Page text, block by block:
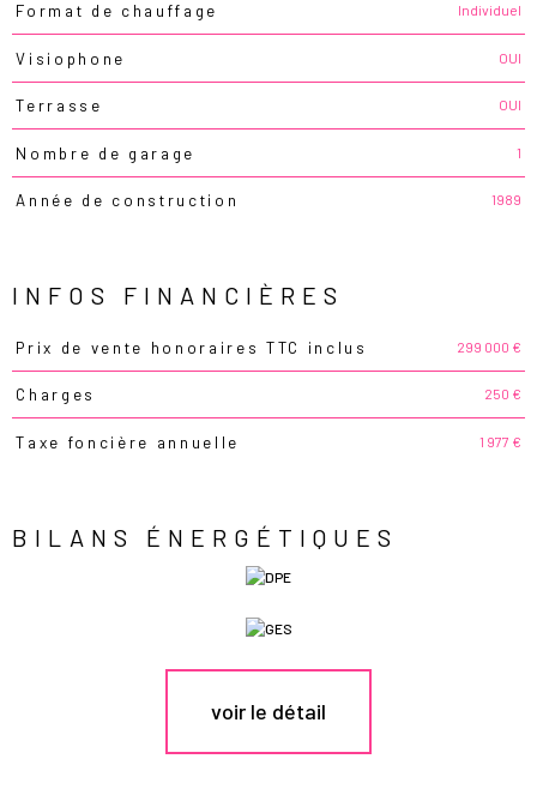
Format de chauffage Individuel
Visiophone OUI
Terrasse OUI
Nombre de garage 1
Année de construction 1989
INFOS FINANCIÈRES
Caractéristiques Valeurs
Prix de vente honoraires TTC inclus 299 000 €
Charges 250 €
Taxe foncière annuelle 1 977 €
BILANS ÉNERGÉTIQUES
voir le détail